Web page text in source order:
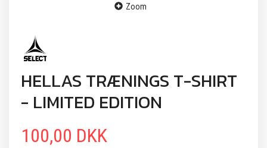
Zoom
HELLAS TRÆNINGS T-SHIRT
- LIMITED EDITION
100,00 DKK